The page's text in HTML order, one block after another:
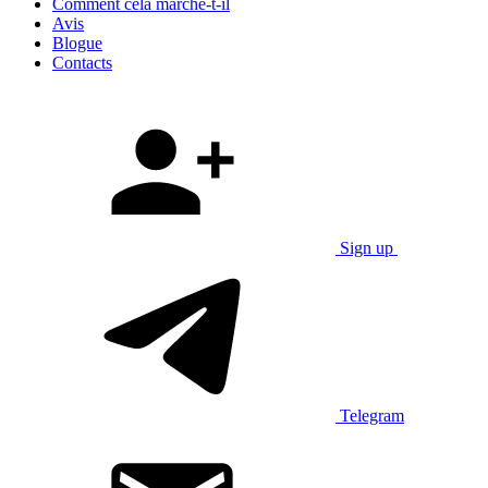
Comment cela marche-t-il
Avis
Blogue
Contacts
Sign up
Telegram